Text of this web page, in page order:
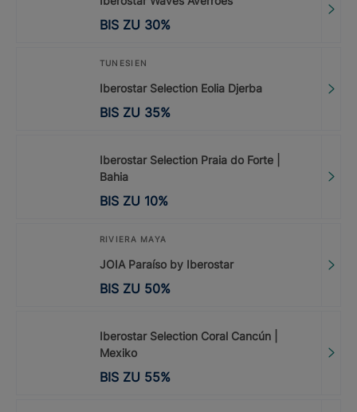
BIS ZU 30%
TUNESIEN
Iberostar Selection Eolia Djerba
BIS ZU 35%
Iberostar Selection Praia do Forte |
Bahia
BIS ZU 10%
RIVIERA MAYA
JOIA Paraíso by Iberostar
BIS ZU 50%
Iberostar Selection Coral Cancún |
Mexiko
BIS ZU 55%